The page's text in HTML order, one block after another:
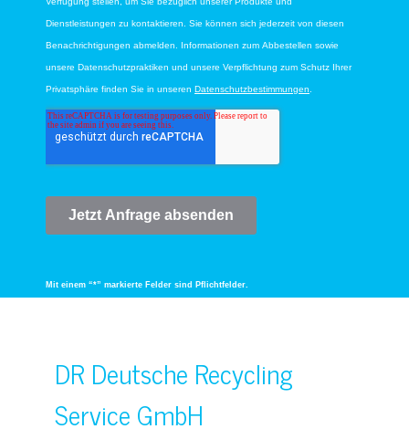
Mit einem “*” markierte Felder sind Pflichtfelder.
DR Deutsche Recycling
Service GmbH